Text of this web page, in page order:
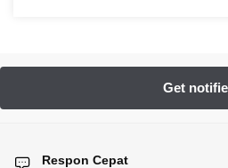
Respon Cepat